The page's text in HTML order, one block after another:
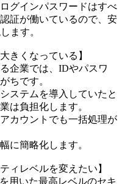
グインパスワードはすべ
証が働いているので、安
ます。
きくなっている】
企業では、IDやパスワ
ちです。
ステムを導入していたと
は負担化します。
カウントでも一括処理が
に簡略化します。
ィレベルを変えたい】
用いた最高レベルのセキ